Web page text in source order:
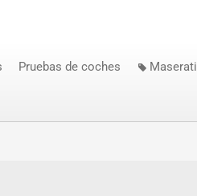
Pruebas de coches Maserati